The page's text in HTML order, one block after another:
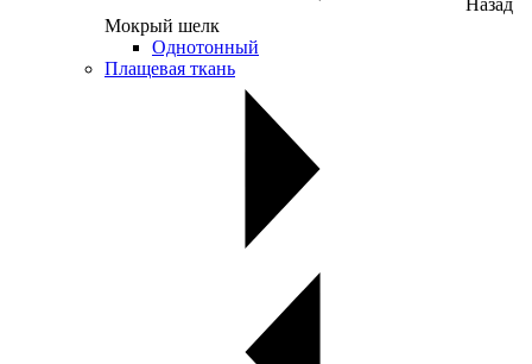
Назад
Мокрый шелк
Однотонный
Плащевая ткань